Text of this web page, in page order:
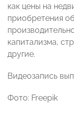
как цены на
приобретения
капитализма,
другие.
Видеозапись
Фото: Freepik